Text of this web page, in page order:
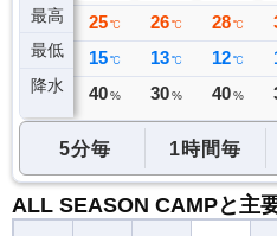
最高
最低
降水
23 ℃
16 ℃
9 ミリ
25 ℃
15 ℃
40 %
26 ℃
13 ℃
30 %
28 ℃
12 ℃
40 %
5分毎 1時間毎
ALL SEASON CAMPと主